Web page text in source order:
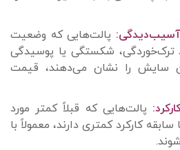
پالت‌هایی که وضعیت
ترک‌خوردگی، شکستگی یا پوسیدگی
سایش را نشان می‌دهند، قیمت
پالت‌هایی که قبلاً کمتر مورد
سابقه کارکرد کمتری دارند، معمولاً با